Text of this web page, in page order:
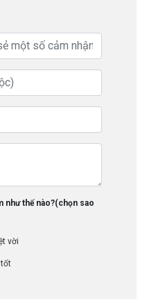
như thế nào?(chọn sao
vời
tốt